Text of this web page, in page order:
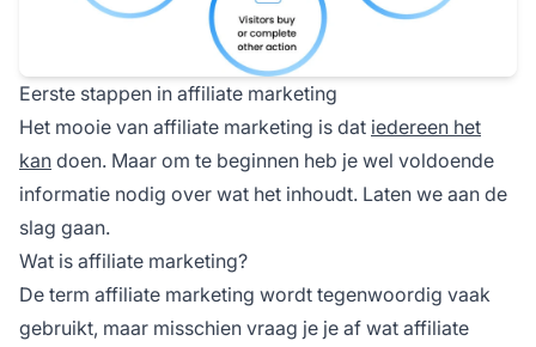
Eerste stappen in affiliate marketing
Het mooie van affiliate marketing is dat iedereen het
kan doen. Maar om te beginnen heb je wel voldoende
informatie nodig over wat het inhoudt. Laten we aan de
slag gaan.
Wat is affiliate marketing?
De term affiliate marketing wordt tegenwoordig vaak
gebruikt, maar misschien vraag je je af wat affiliate